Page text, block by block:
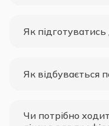
Як підготуватись
Як відбувається
Чи потрібно